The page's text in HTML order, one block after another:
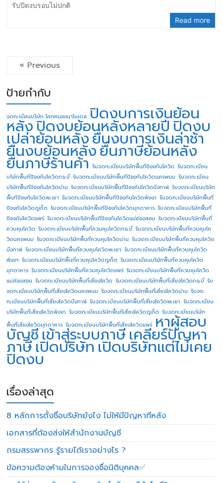
รับปิดงบรอบไม่ปกติ
Read more
« Previous
ป้ายกำกับ
จดทะเบียนบริษัท โคกหนองนาโมเดล ปิดงบการเงินย้อน
หลังปิดงบย้อนหลังหลายปี ปิดงบ
เปล่าย้อนหลังยื่นงบการเงินล่าช้า
ยื่นงบย้อนหลังยื่นภาษีย้อนหลัง
ยื่นภาษีร้านค้า รับจดทะเบียนบริษัทพื้นทีป้องกันโควิด รับจดทะเบียน
บริษัทพื้นทีป้องกันโควิดกระบี่ รับจดทะเบียนบริษัทพื้นทีป้องกันโควิดนครพนม รับจดทะเบียน
บริษัทพื้นทีป้องกันโควิดน่าน รับจดทะเบียนบริษัทพื้นทีป้องกันโควิดบึงกาฬ รับจดทะเบียนบริษัท
พื้นทีป้องกันโควิดพะเยา รับจดทะเบียนบริษัทพื้นทีป้องกันโควิดพังงา รับจดทะเบียนบริษัทพื้นที
ป้องกันโควิดภูเก็ต รับจดทะเบียนบริษัทพื้นทีป้องกันโควิดมุกดาหาร รับจดทะเบียนบริษัทพื้นที
ป้องกันโควิดแพร่ รับจดทะเบียนบริษัทพื้นทีป้องกันโควิดแม่ฮ่องสอน รับจดทะเบียนบริษัทพื้นที่
ควบคุมโควิด รับจดทะเบียนบริษัทพื้นที่ควบคุมโควิดกระบี่ รับจดทะเบียนบริษัทพื้นที่ควบคุมโค
วิดนครพนม รับจดทะเบียนบริษัทพื้นที่ควบคุมโควิดน่าน รับจดทะเบียนบริษัทพื้นที่ควบคุมโควิด
บึงกาฬ รับจดทะเบียนบริษัทพื้นที่ควบคุมโควิดพะเยา รับจดทะเบียนบริษัทพื้นที่ควบคุมโควิด
พังงา รับจดทะเบียนบริษัทพื้นที่ควบคุมโควิดภูเก็ต รับจดทะเบียนบริษัทพื้นที่ควบคุมโควิด
มุกดาหาร รับจดทะเบียนบริษัทพื้นที่ควบคุมโควิดแพร่ รับจดทะเบียนบริษัทพื้นที่ควบคุมโควิด
แม่ฮ่องสอน รับจดทะเบียนบริษัทพื้นที่เสี่ยงโควิด รับจดทะเบียนบริษัทพื้นที่เสี่ยงโควิดกระบี่ รับ
จดทะเบียนบริษัทพื้นที่เสี่ยงโควิดนครพนม รับจดทะเบียนบริษัทพื้นที่เสี่ยงโควิดน่าน รับจด
ทะเบียนบริษัทพื้นที่เสี่ยงโควิดบึงกาฬ รับจดทะเบียนบริษัทพื้นที่เสี่ยงโควิดพะเยา รับจดทะเบียน
บริษัทพื้นที่เสี่ยงโควิดพังงา รับจดทะเบียนบริษัทพื้นที่เสี่ยงโควิดภูเก็ต รับจดทะเบียนบริษัท
พื้นที่เสี่ยงโควิดมุกดาหาร รับจดทะเบียนบริษัทพื้นที่เสี่ยงโควิดแพร่ หาผู้สอบ
บัญชี เข้าสู่ระบบภาษี เคลียร์ปัญหา
ภาษีเปิดบริษัทเปิดบริษัทแต่ไม่เคย
ปิดงบ
เรื่องล่าสุด
8 หลักการตั้งชื่อบริษัทยังไง ไม่ให้มีปัญหาทีหลัง
เอกสารที่ต้องส่งให้สำนักงานบัญชี
กรมสรรพากร รู้รายได้เราอย่างไร ?
ข้อความต้องห้ามในการจองชื่อนิติบุคคล✅